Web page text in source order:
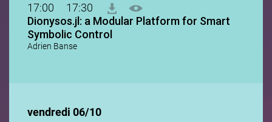
17:00
17:30
Dionysos.jl: a Modular Platform for Smart
Symbolic Control
Adrien Banse
vendredi 06/10